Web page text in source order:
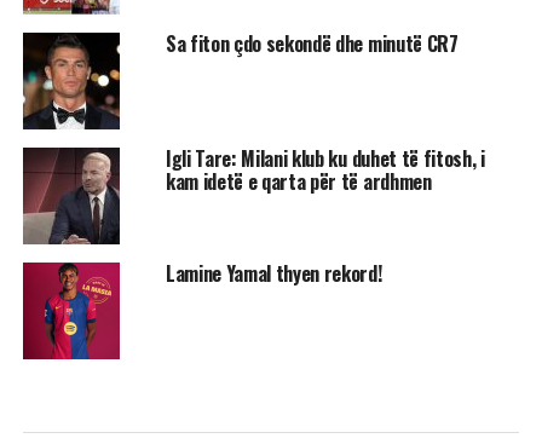
Sa fiton çdo sekondë dhe minutë CR7
Igli Tare: Milani klub ku duhet të fitosh, i
kam idetë e qarta për të ardhmen
Lamine Yamal thyen rekord!